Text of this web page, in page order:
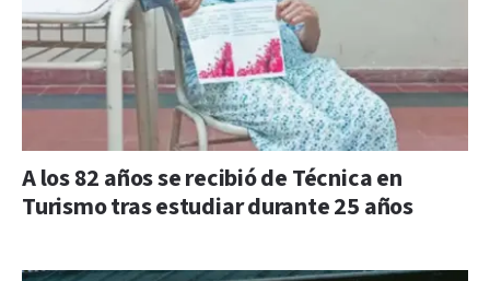
A los 82 años se recibió de Técnica en
Turismo tras estudiar durante 25 años